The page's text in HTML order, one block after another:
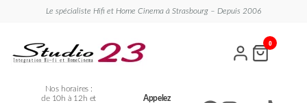
Le spécialiste Hifi et Home Cinema à Strasbourg – Depuis 2006
Nos horaires :
de 10h à 12h et
Appelez
0